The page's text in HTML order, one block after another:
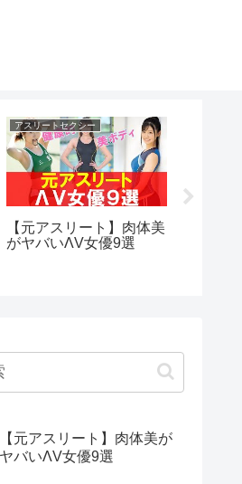
アスリートセクシー
【元アスリート】肉体美
がヤバいΛV女優9選
【元アスリート】肉体美が
ヤバいΛV女優9選